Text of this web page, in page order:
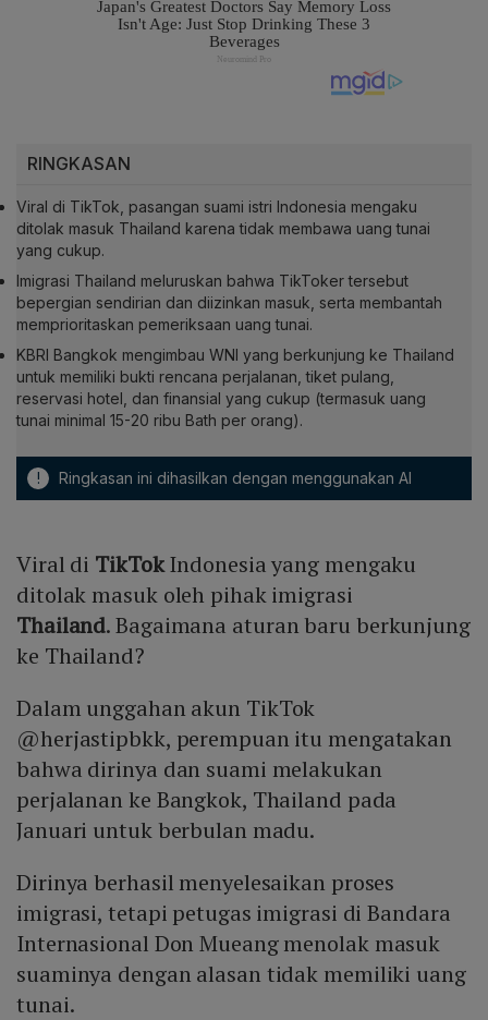
RINGKASAN
Viral di TikTok, pasangan suami istri Indonesia mengaku
ditolak masuk Thailand karena tidak membawa uang tunai
yang cukup.
Imigrasi Thailand meluruskan bahwa TikToker tersebut
bepergian sendirian dan diizinkan masuk, serta membantah
memprioritaskan pemeriksaan uang tunai.
KBRI Bangkok mengimbau WNI yang berkunjung ke Thailand
untuk memiliki bukti rencana perjalanan, tiket pulang,
reservasi hotel, dan finansial yang cukup (termasuk uang
tunai minimal 15-20 ribu Bath per orang).
! Ringkasan ini dihasilkan dengan menggunakan AI
Viral di TikTokIndonesia yang mengaku
ditolak masuk oleh pihak imigrasi
Thailand. Bagaimana aturan baru berkunjung
ke Thailand?
Dalam unggahan akun TikTok
@herjastipbkk, perempuan itu mengatakan
bahwa dirinya dan suami melakukan
perjalanan ke Bangkok, Thailand pada
Januari untuk berbulan madu.
Dirinya berhasil menyelesaikan proses
imigrasi, tetapi petugas imigrasi di Bandara
Internasional Don Mueang menolak masuk
suaminya dengan alasan tidak memiliki uang
tunai.